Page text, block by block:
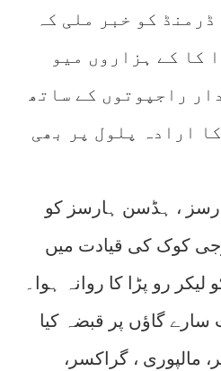
۱۸۵۷ء کو ڈرمنڈ کو خبر ملی کہ
کا کے ہزاروں میو
راجپوتوں کے ساتھ
ارادہ پلول پر بھی
، ہڈسن ہارسز کو
بٹالین کے ۱۰۲ فوجی کوک کی قیادت میں
لیکر رو پڑا کا روانہ ہوا۔
گاؤں پر قبضہ کیا
مالپوری ، گراکسر،